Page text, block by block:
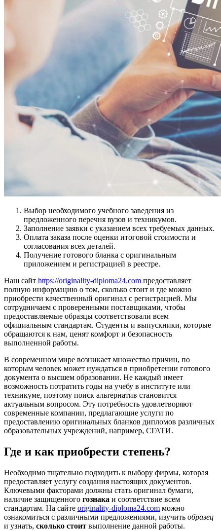
Выбор необходимого учебного заведения из
предложенного перечня вузов и техникумов.
Заполнение заявки с указанием всех требуемых данных.
Оплата заказа после оценки итоговой стоимости и
согласования всех деталей.
Получение готового бланка с оригинальным
приложением и регистрацией в реестре.
Наш сайт https://originality-diploma24.com предоставляет
полную информацию о том, сколько стоит и где можно
приобрести качественный оригинал с регистрацией. Мы
сотрудничаем с проверенными поставщиками, чтобы
предоставляемые образцы соответствовали всем
официальным стандартам. Студенты и выпускники, которые
обращаются к нам, ценят комфорт и безопасность
выполненной работы.
В современном мире возникает множество причин, по
которым человек может нуждаться в приобретении готового
документа о высшем образовании. Не каждый имеет
возможность потратить годы на учебу в институте или
техникуме, поэтому поиск альтернатив становится
актуальным вопросом. Эту потребность удовлетворяют
современные компании, предлагающие услуги по
предоставлению оригинальных бланков дипломов различных
образовательных учреждений, например, СГАТИ.
Где и как приобрести степень?
Необходимо тщательно подходить к выбору фирмы, которая
предоставляет услугу создания настоящих документов.
Ключевыми факторами должны стать оригинал бумаги,
наличие защищенного гознака и соответствие всем
стандартам. На сайте originality-diploma24.com можно
ознакомиться с различными предложениями, изучить образец
и узнать, сколько стоит выполнение данной работы.